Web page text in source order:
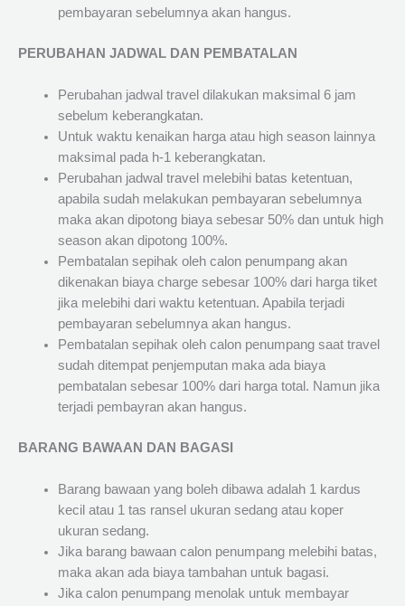
pembayaran sebelumnya akan hangus.
PERUBAHAN JADWAL DAN PEMBATALAN
Perubahan jadwal travel dilakukan maksimal 6 jam
sebelum keberangkatan.
Untuk waktu kenaikan harga atau high season lainnya
maksimal pada h-1 keberangkatan.
Perubahan jadwal travel melebihi batas ketentuan,
apabila sudah melakukan pembayaran sebelumnya
maka akan dipotong biaya sebesar 50% dan untuk high
season akan dipotong 100%.
Pembatalan sepihak oleh calon penumpang akan
dikenakan biaya charge sebesar 100% dari harga tiket
jika melebihi dari waktu ketentuan. Apabila terjadi
pembayaran sebelumnya akan hangus.
Pembatalan sepihak oleh calon penumpang saat travel
sudah ditempat penjemputan maka ada biaya
pembatalan sebesar 100% dari harga total. Namun jika
terjadi pembayran akan hangus.
BARANG BAWAAN DAN BAGASI
Barang bawaan yang boleh dibawa adalah 1 kardus
kecil atau 1 tas ransel ukuran sedang atau koper
ukuran sedang.
Jika barang bawaan calon penumpang melebihi batas,
maka akan ada biaya tambahan untuk bagasi.
Jika calon penumpang menolak untuk membayar